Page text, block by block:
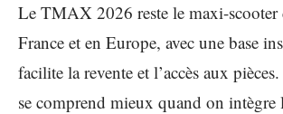
Le TMAX 2026 reste le maxi-scooter
France et en Europe, avec une base
facilite la revente et l’accès aux
se comprend mieux quand on intègre